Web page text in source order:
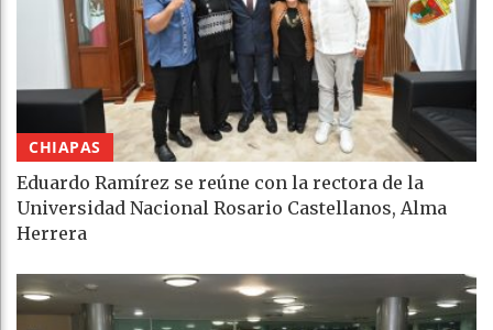
CHIAPAS
Eduardo Ramírez se reúne con la rectora de la
Universidad Nacional Rosario Castellanos, Alma
Herrera